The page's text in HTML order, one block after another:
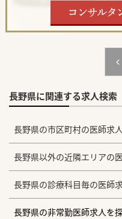
長野県に関連する求人検索
長野県の市区町村の医師求
長野県以外の近隣エリアの
長野県の診療科目毎の医師
長野県の非常勤医師求人を